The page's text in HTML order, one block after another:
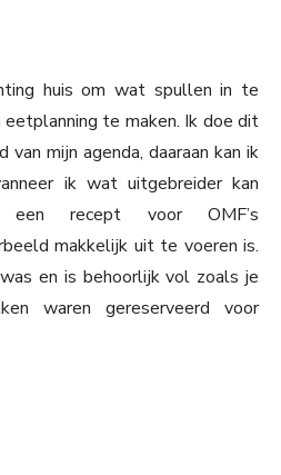
huis om wat spullen in te
eetplanning te maken. Ik doe dit
mijn agenda, daaraan kan ik
ik wat uitgebreider kan
recept voor OMF’s
makkelijk uit te voeren is.
en is behoorlijk vol zoals je
waren gereserveerd voor